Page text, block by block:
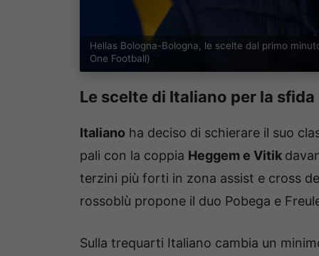
Hellas Bologna-Bologna, le scelte dal primo
One Football)
Le scelte di Italiano per la sfida
Italiano ha deciso di schierare il suo
pali con la coppia Heggem e Vitik
terzini più forti in zona assist e cross
rossoblù propone il duo Pobega e
Sulla trequarti Italiano cambia un